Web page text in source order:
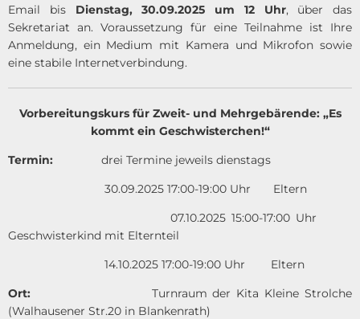
Email bis Dienstag, 30.09.2025 um 12 Uhr, über das
Sekretariat an. Voraussetzung für eine Teilnahme ist Ihre
Anmeldung, ein Medium mit Kamera und Mikrofon sowie
eine stabile Internetverbindung.
Vorbereitungskurs für Zweit- und Mehrgebärende: „Es
kommt ein Geschwisterchen!“
Termin:
drei Termine jeweils dienstags
30.09.2025 17:00-19:00 Uhr Eltern
07.10.2025 15:00-17:00 Uhr
Geschwisterkind mit Elternteil
14.10.2025 17:00-19:00 Uhr Eltern
Ort:
Turnraum der Kita Kleine Strolche
(Walhausener Str.20 in Blankenrath)